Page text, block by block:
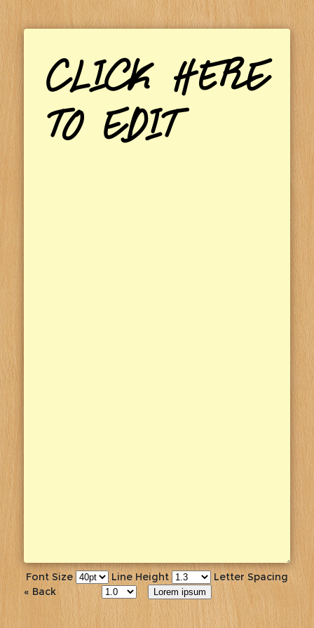
Font Size Line Height Letter Spacing
Lorem ipsum
« Back